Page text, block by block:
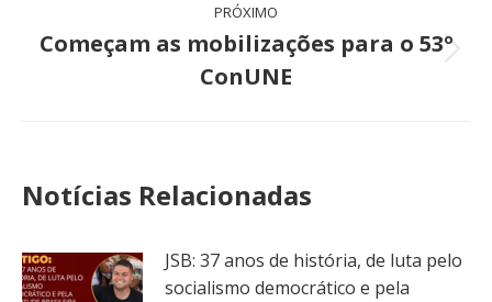
PRÓXIMO
Próximo
post:
Começam as mobilizações para o 53º
ConUNE
Notícias Relacionadas
JSB: 37 anos de história, de luta pelo
socialismo democrático e pela